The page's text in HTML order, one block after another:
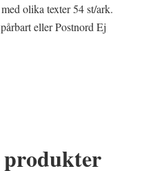
olika texter 54 st/ark.
eller Postnord Ej
produkter